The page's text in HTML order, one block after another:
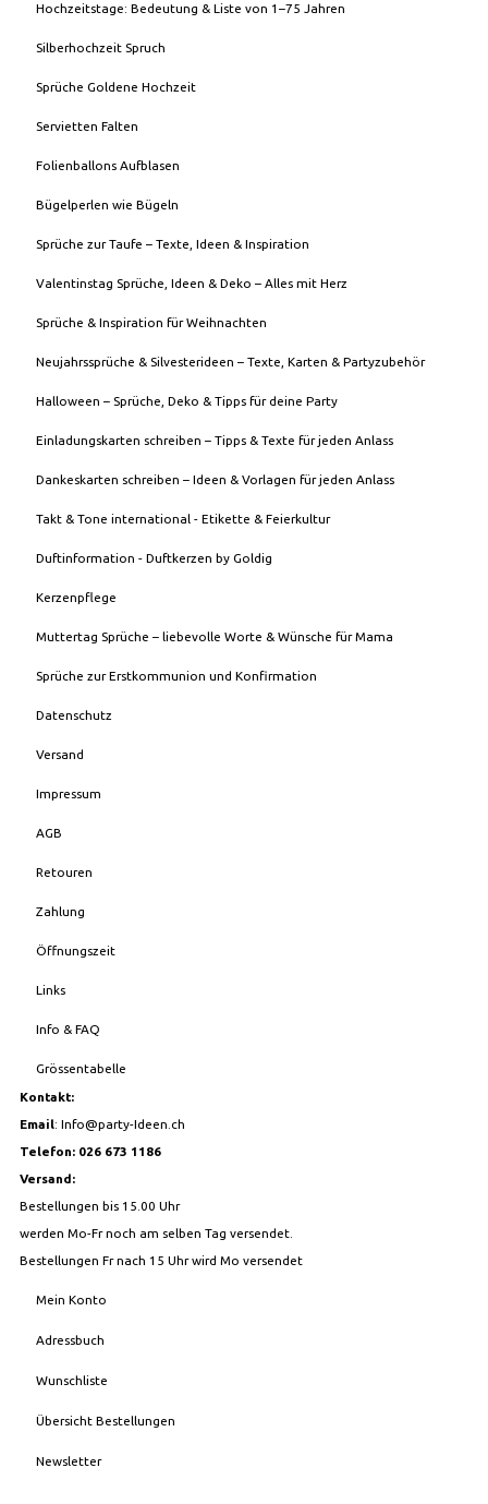
Hochzeitstage: Bedeutung & Liste von 1–75 Jahren
Silberhochzeit Spruch
Sprüche Goldene Hochzeit
Servietten Falten
Folienballons Aufblasen
Bügelperlen wie Bügeln
Sprüche zur Taufe – Texte, Ideen & Inspiration
Valentinstag Sprüche, Ideen & Deko – Alles mit Herz
Sprüche & Inspiration für Weihnachten
Neujahrssprüche & Silvesterideen – Texte, Karten & Partyzubehör
Halloween – Sprüche, Deko & Tipps für deine Party
Einladungskarten schreiben – Tipps & Texte für jeden Anlass
Dankeskarten schreiben – Ideen & Vorlagen für jeden Anlass
Takt & Tone international - Etikette & Feierkultur
Duftinformation - Duftkerzen by Goldig
Kerzenpflege
Muttertag Sprüche – liebevolle Worte & Wünsche für Mama
Sprüche zur Erstkommunion und Konfirmation
Datenschutz
Versand
Impressum
AGB
Retouren
Zahlung
Öffnungszeit
Links
Info & FAQ
Grössentabelle
Kontakt:
Email: Info@party-Ideen.ch
Telefon: 026 673 1186
Versand:
Bestellungen bis 15.00 Uhr
werden Mo-Fr noch am selben Tag versendet.
Bestellungen Fr nach 15 Uhr wird Mo versendet
Mein Konto
Adressbuch
Wunschliste
Übersicht Bestellungen
Newsletter